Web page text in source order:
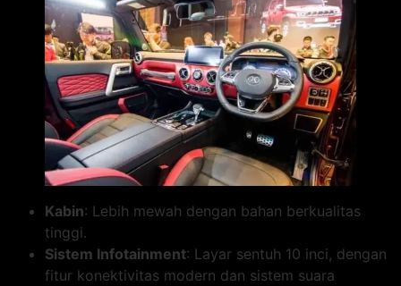
Kabin: Lebih mewah dengan bahan berkualitas
tinggi.
Sistem Infotainment: Layar sentuh 10 inci, dengan
fitur konektivitas modern dan sistem suara